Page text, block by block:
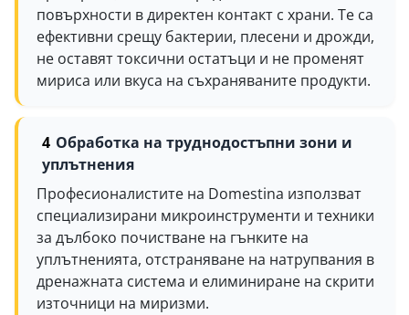
повърхности в директен контакт с храни. Те са
ефективни срещу бактерии, плесени и дрожди,
не оставят токсични остатъци и не променят
мириса или вкуса на съхраняваните продукти.
Обработка на труднодостъпни зони и
уплътнения
Професионалистите на Domestina използват
специализирани микроинструменти и техники
за дълбоко почистване на гънките на
уплътненията, отстраняване на натрупвания в
дренажната система и елиминиране на скрити
източници на миризми.